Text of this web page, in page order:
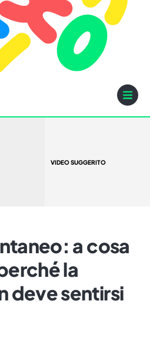
VIDEO SUGGERITO
a cosa
la
deve sentirsi